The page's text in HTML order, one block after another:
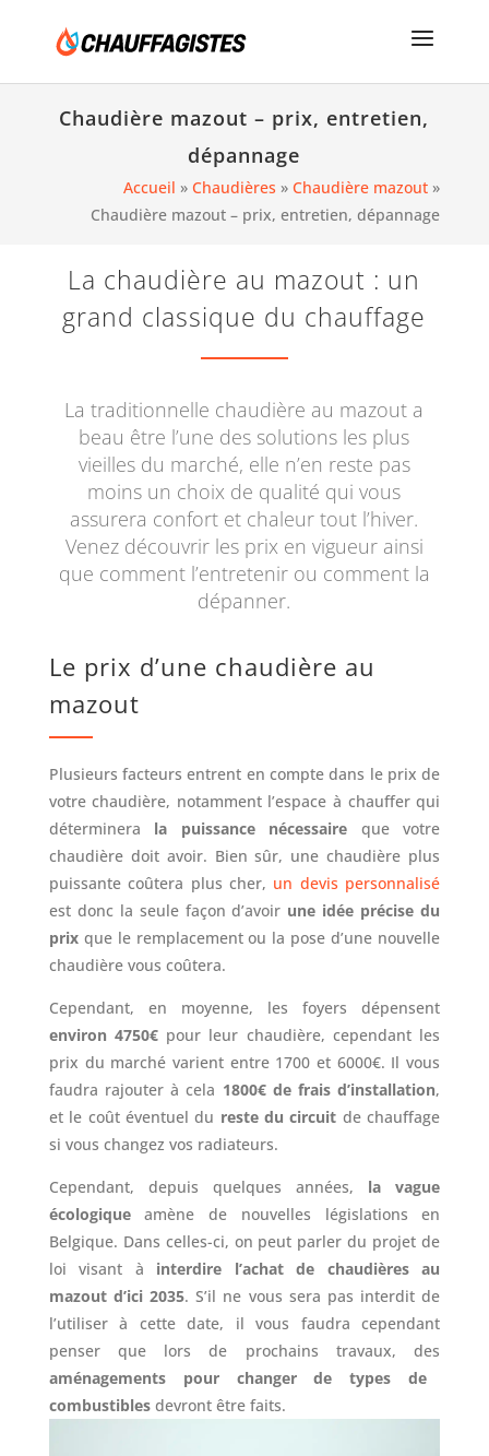
Chaudière mazout – prix, entretien,
dépannage
Accueil »Chaudières »Chaudière mazout »
Chaudière mazout – prix, entretien, dépannage
La chaudière au mazout : un
grand classique du chauffage
La traditionnelle chaudière au mazout a
beau être l’une des solutions les plus
vieilles du marché, elle n’en reste pas
moins un choix de qualité qui vous
assurera confort et chaleur tout l’hiver.
Venez découvrir les prix en vigueur ainsi
que comment l’entretenir ou comment la
dépanner.
Le prix d’une chaudière au
mazout
Plusieurs facteurs entrent en compte dans le prix de
votre chaudière, notamment l’espace à chauffer qui
déterminera la puissance nécessaire que votre
chaudière doit avoir. Bien sûr, une chaudière plus
puissante coûtera plus cher, un devis personnalisé
est donc la seule façon d’avoir une idée précise du
prixque le remplacement ou la pose d’une nouvelle
chaudière vous coûtera.
Cependant, en moyenne, les foyers dépensent
environ 4750€ pour leur chaudière, cependant les
prix du marché varient entre 1700 et 6000€. Il vous
faudra rajouter à cela 1800€ de frais d’installation,
et le coût éventuel du reste du circuit de chauffage
si vous changez vos radiateurs.
Cependant, depuis quelques années, la vague
écologiqueamène de nouvelles législations en
Belgique. Dans celles-ci, on peut parler du projet de
loi visant à interdire l’achat de chaudières au
mazout d’ici 2035. S’il ne vous sera pas interdit de
l’utiliser à cette date, il vous faudra cependant
penser que lors de prochains travaux, des
aménagements pour changer de types de
combustiblesdevront être faits.